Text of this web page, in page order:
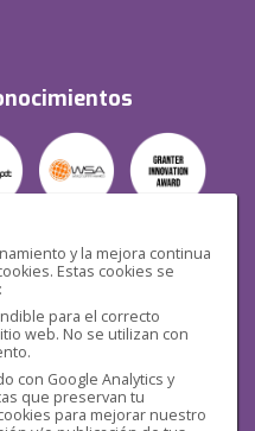
y la mejora continua
Estas cookies se
para el correcto
web. No se utilizan con
con Google Analytics y
que preservan tu
para mejorar nuestro